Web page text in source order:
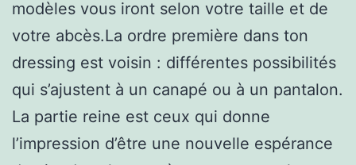
modèles vous iront selon votre taille et de
votre abcès.La ordre première dans ton
dressing est voisin : différentes possibilités
qui s’ajustent à un canapé ou à un pantalon.
La partie reine est ceux qui donne
l’impression d’être une nouvelle espérance